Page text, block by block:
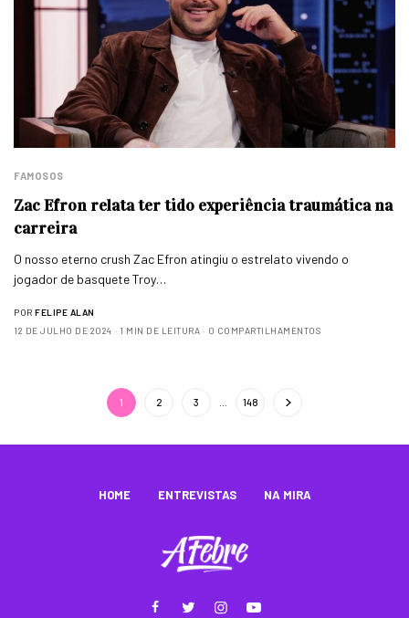
FAMOSOS
Zac Efron relata ter tido experiência traumática na
carreira
O nosso eterno crush Zac Efron atingiu o estrelato vivendo o
jogador de basquete Troy…
POR FELIPE ALAN
12 DE JULHO DE 2024
1 MIN DE LEITURA 0 COMPARTILHAMENTOS
1 2 3 148
HOME ENTREVISTAS NA MIRA